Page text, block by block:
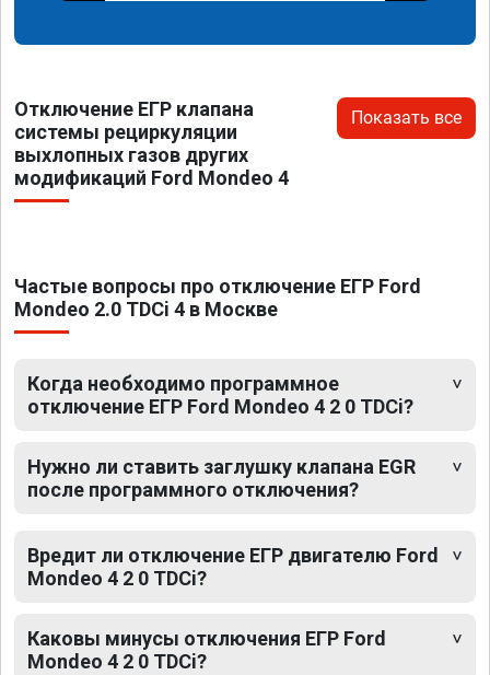
Отключение ЕГР клапана
системы рециркуляции
выхлопных газов других
модификаций Ford Mondeo 4
Показать все
Частые вопросы про отключение ЕГР Ford
Mondeo 2.0 TDCi 4 в Москве
Когда необходимо программное
отключение ЕГР Ford Mondeo 4 2 0 TDCi?
Нужно ли ставить заглушку клапана EGR
после программного отключения?
Вредит ли отключение ЕГР двигателю Ford
Mondeo 4 2 0 TDCi?
Каковы минусы отключения ЕГР Ford
Mondeo 4 2 0 TDCi?